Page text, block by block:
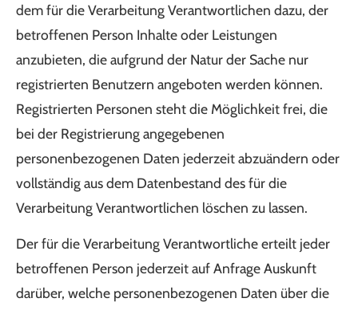
dem für die Verarbeitung Verantwortlichen dazu, der
betroffenen Person Inhalte oder Leistungen
anzubieten, die aufgrund der Natur der Sache nur
registrierten Benutzern angeboten werden können.
Registrierten Personen steht die Möglichkeit frei, die
bei der Registrierung angegebenen
personenbezogenen Daten jederzeit abzuändern oder
vollständig aus dem Datenbestand des für die
Verarbeitung Verantwortlichen löschen zu lassen.
Der für die Verarbeitung Verantwortliche erteilt jeder
betroffenen Person jederzeit auf Anfrage Auskunft
darüber, welche personenbezogenen Daten über die